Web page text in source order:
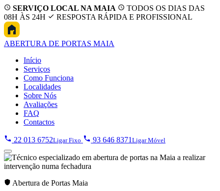
SERVIÇO LOCAL NA MAIA
TODOS OS DIAS DAS
08H ÀS 24H
RESPOSTA RÁPIDA E PROFISSIONAL
ABERTURA DE PORTAS MAIA
Início
Serviços
Como Funciona
Localidades
Sobre Nós
Avaliações
FAQ
Contactos
22 013 6752Ligar Fixo 93 646 8371 Ligar Móvel
Abertura de Portas Maia